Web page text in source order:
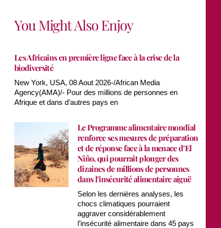
You Might Also Enjoy
Les Africains en première ligne face à la crise de la
biodiversité
New York, USA, 08 Aout 2026-/African Media
Agency(AMA)/- Pour des millions de personnes en
Afrique et dans d’autres pays en
Le Programme alimentaire mondial
renforce ses mesures de préparation
et de réponse face à la menace d’El
Niño, qui pourrait plonger des
dizaines de millions de personnes
dans l’insécurité alimentaire aiguë
Selon les dernières analyses, les
chocs climatiques pourraient
aggraver considérablement
l’insécurité alimentaire dans 45 pays